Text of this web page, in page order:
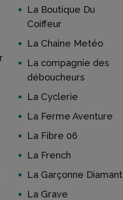
La Boutique Du
Coiffeur
La Chaine Metéo
La compagnie des
déboucheurs
La Cyclerie
La Ferme Aventure
La Fibre 06
La French
La Garçonne Diamant
La Grave